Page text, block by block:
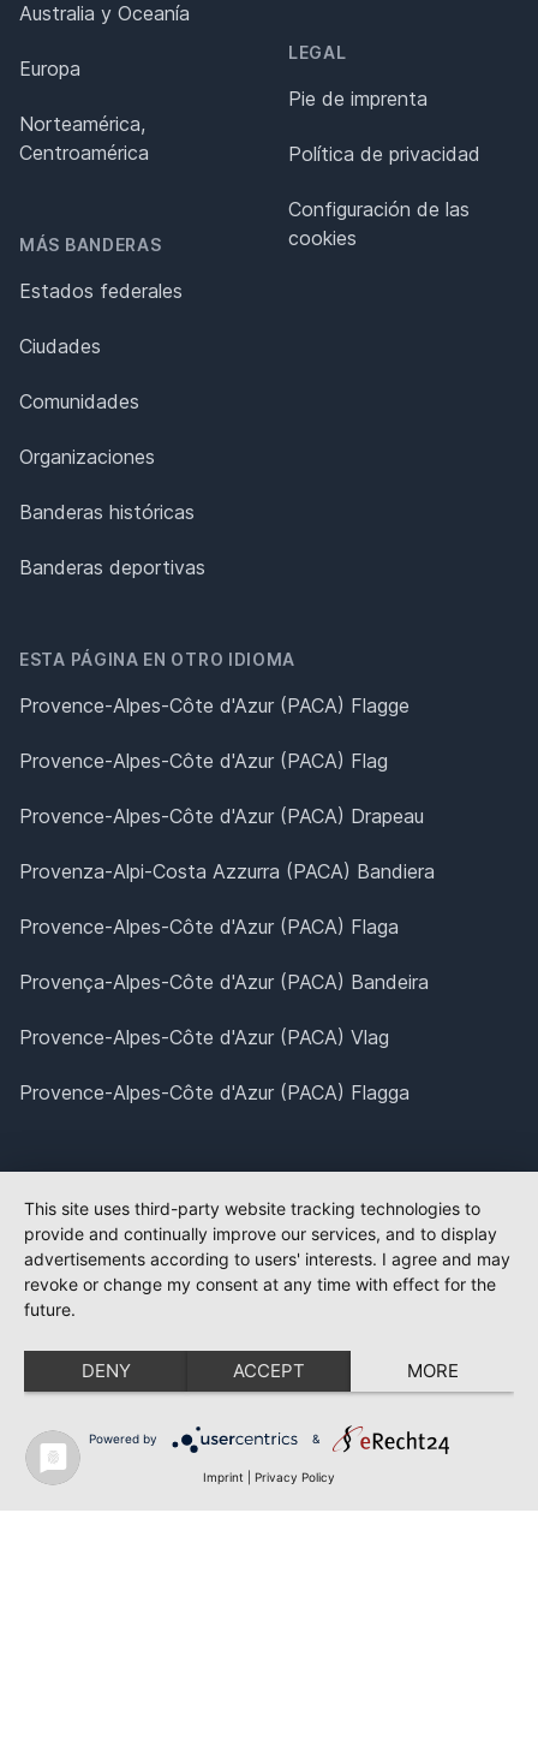
Australia y Oceanía
Europa
Norteamérica,
Centroamérica
MÁS BANDERAS
Estados federales
Ciudades
Comunidades
Organizaciones
Banderas históricas
Banderas deportivas
LEGAL
Pie de imprenta
Política de privacidad
Configuración de las
cookies
ESTA PÁGINA EN OTRO IDIOMA
Provence-Alpes-Côte d'Azur (PACA) Flagge
Provence-Alpes-Côte d'Azur (PACA) Flag
Provence-Alpes-Côte d'Azur (PACA) Drapeau
Provenza-Alpi-Costa Azzurra (PACA) Bandiera
Provence-Alpes-Côte d'Azur (PACA) Flaga
Provença-Alpes-Côte d'Azur (PACA) Bandeira
Provence-Alpes-Côte d'Azur (PACA) Vlag
Provence-Alpes-Côte d'Azur (PACA) Flagga
This site uses third-party website tracking technologies to
provide and continually improve our services, and to display
advertisements according to users' interests. I agree and may
revoke or change my consent at any time with effect for the
future.
DENY ACCEPT MORE
Powered by &
Imprint Privacy Policy